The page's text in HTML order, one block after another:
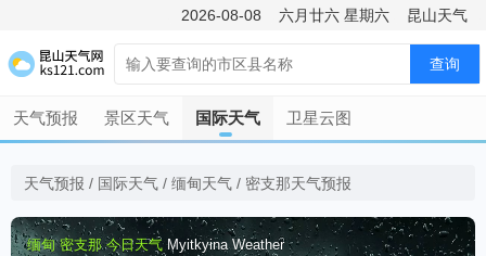
2026-08-08 六月廿六 星期六 昆山天气
查询
天气预报 景区天气 国际天气 卫星云图
天气预报 / 国际天气 / 缅甸天气 / 密支那天气预报
缅甸 密支那 今日天气 Myitkyina Weather